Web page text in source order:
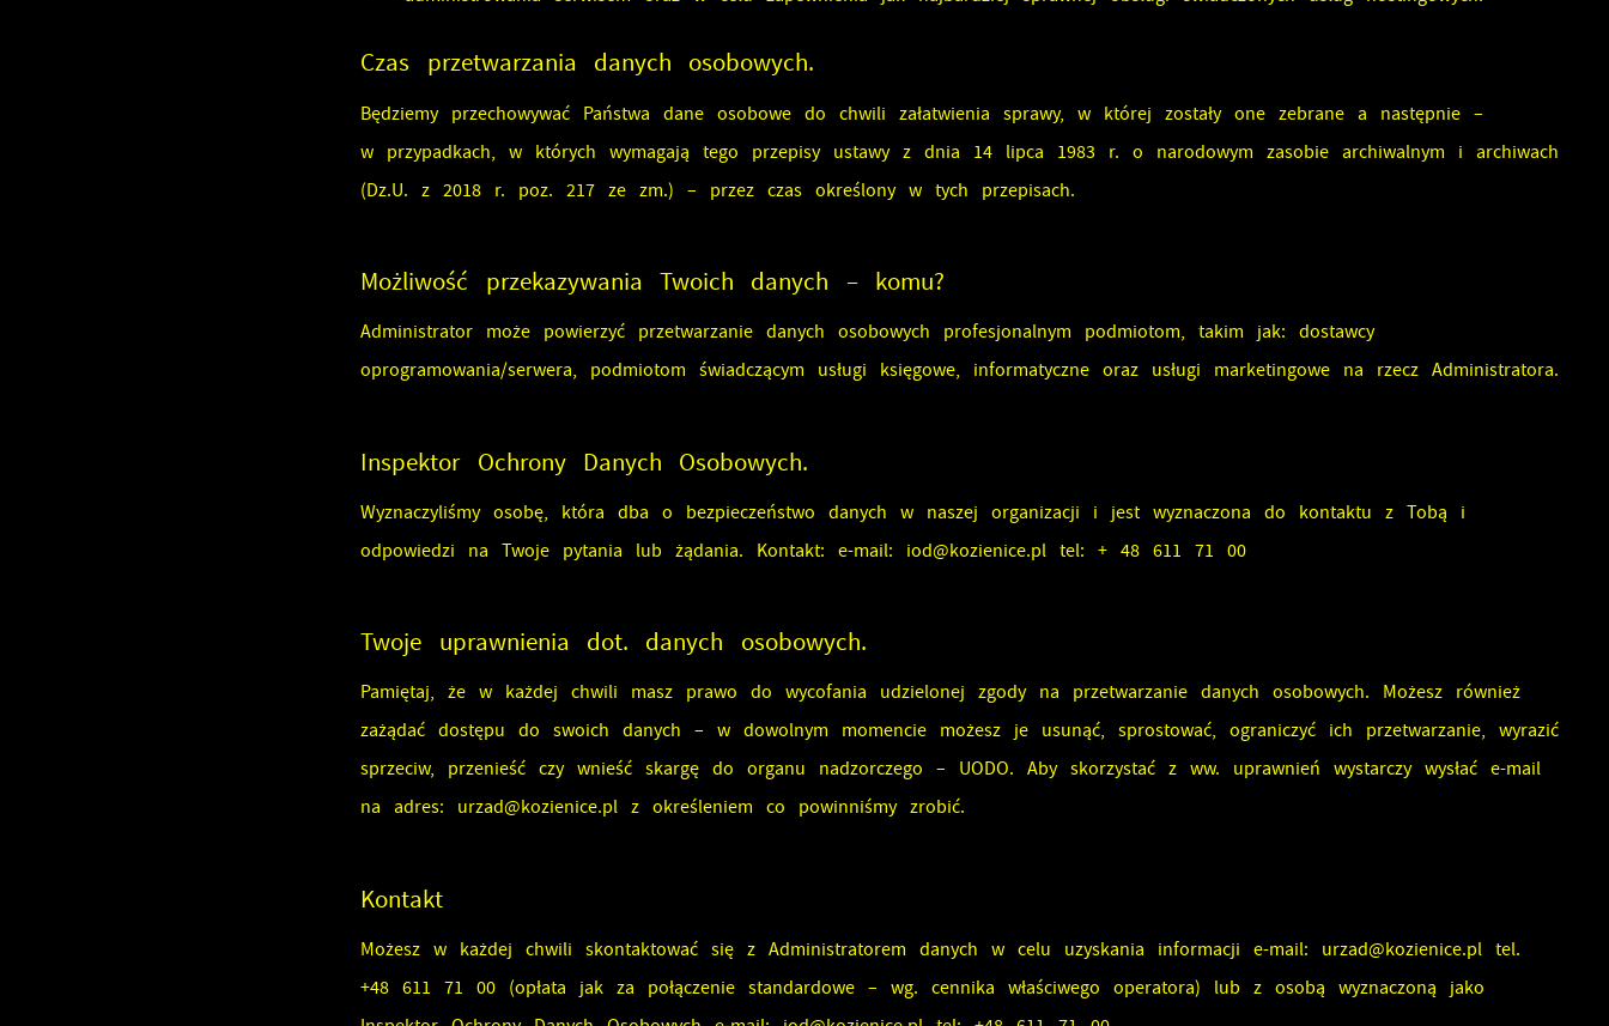
Czas przetwarzania danych osobowych.
Będziemy przechowywać Państwa dane osobowe do chwili załatwienia sprawy, w której zostały one zebrane a następnie –
w przypadkach, w których wymagają tego przepisy ustawy z dnia 14 lipca 1983 r. o narodowym zasobie archiwalnym i archiwach
(Dz.U. z 2018 r. poz. 217 ze zm.) – przez czas określony w tych przepisach.
Możliwość przekazywania Twoich danych – komu?
Administrator może powierzyć przetwarzanie danych osobowych profesjonalnym podmiotom, takim jak: dostawcy
oprogramowania/serwera, podmiotom świadczącym usługi księgowe, informatyczne oraz usługi marketingowe na rzecz Administratora.
Inspektor Ochrony Danych Osobowych.
Wyznaczyliśmy osobę, która dba o bezpieczeństwo danych w naszej organizacji i jest wyznaczona do kontaktu z Tobą i
odpowiedzi na Twoje pytania lub żądania. Kontakt: e-mail: iod@kozienice.pl tel: + 48 611 71 00
Twoje uprawnienia dot. danych osobowych.
Pamiętaj, że w każdej chwili masz prawo do wycofania udzielonej zgody na przetwarzanie danych osobowych. Możesz również
zażądać dostępu do swoich danych – w dowolnym momencie możesz je usunąć, sprostować, ograniczyć ich przetwarzanie, wyrazić
sprzeciw, przenieść czy wnieść skargę do organu nadzorczego – UODO. Aby skorzystać z ww. uprawnień wystarczy wysłać e-mail
na adres: urzad@kozienice.plz określeniem co powinniśmy zrobić.
Kontakt
Możesz w każdej chwili skontaktować się z Administratorem danych w celu uzyskania informacji e-mail: urzad@kozienice.pl tel.
+48 611 71 00 (opłata jak za połączenie standardowe – wg. cennika właściwego operatora) lub z osobą wyznaczoną jako
Ustawienia